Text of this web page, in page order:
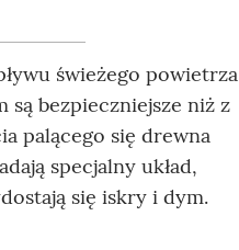
świeżego powietrza
są bezpieczniejsze niż z
palącego się drewna
specjalny układ,
się iskry i dym.